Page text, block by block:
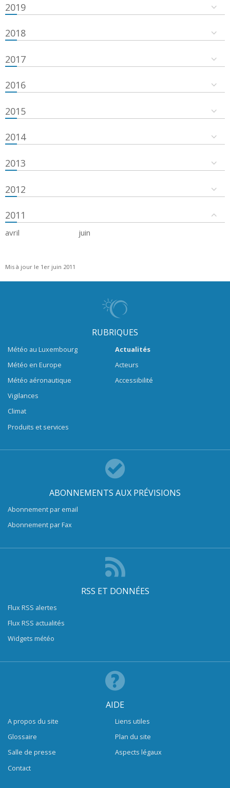
2019
2018
2017
2016
2015
2014
2013
2012
2011
avril juin
Mis à jour le 1er juin 2011
RUBRIQUES
Météo au Luxembourg
Météo en Europe
Météo aéronautique
Vigilances
Climat
Produits et services
Actualités
Acteurs
Accessibilité
ABONNEMENTS AUX PRÉVISIONS
Abonnement par email
Abonnement par Fax
RSS ET DONNÉES
Flux RSS alertes
Flux RSS actualités
Widgets météo
AIDE
A propos du site
Glossaire
Salle de presse
Contact
Liens utiles
Plan du site
Aspects légaux